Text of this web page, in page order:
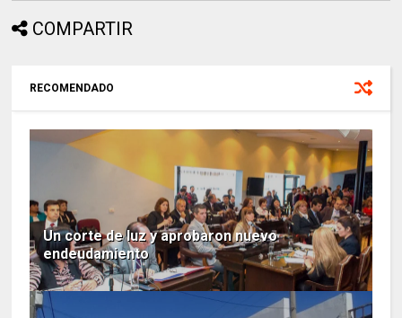
COMPARTIR
RECOMENDADO
Un corte de luz y aprobaron nuevo
endeudamiento